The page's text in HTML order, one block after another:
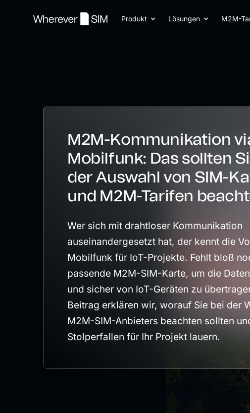
Produkt Lösungen M2M-
M2M-Kommunikation
Mobilfunk: Das sollten
der Auswahl von SIM-
und M2M-Tarifen
Wer sich mit drahtloser Kommunikation
auseinandergesetzt hat, der kennt die
Mobilfunk für IoT-Projekte. Fehlt bloß
passende M2M-SIM-Karte, um die
und sicher von IoT-Geräten zu
Beitrag erklären wir, worauf Sie bei der
M2M-SIM-Anbieters beachten sollten
Stolperfallen für Ihr Projekt lauern.